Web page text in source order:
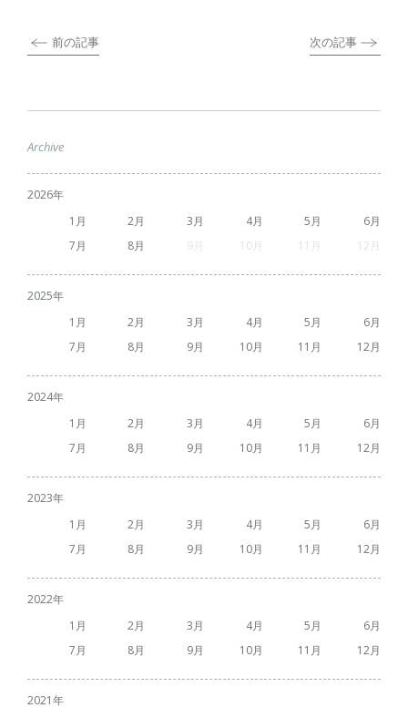
前の記事 次の記事
Archive
2026
1
2 3 4 5
6
7
8 9 10 11 12
2025
1
2 3 4 5
6
7
8 9 10 11 12
2024
1
2 3 4 5
6
7
8 9 10 11 12
2023
1
2 3 4 5
6
7
8 9 10 11 12
2022
1
2 3 4 5
6
7
8 9 10 11 12
2021